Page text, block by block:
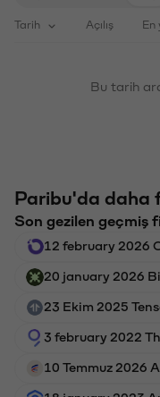
Tarih Açılış En
Bu tarih
Paribu'da daha
Son gezilen geçmiş
12 february 2026
20 january 2026
23 Ekim 2025
3 february 2022
10 Temmuz 2026